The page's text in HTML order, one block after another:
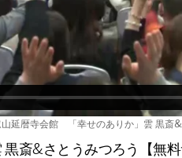
延暦寺会館 「幸せのありか」雲 黒斎&
斎&さとうみつろう【無料